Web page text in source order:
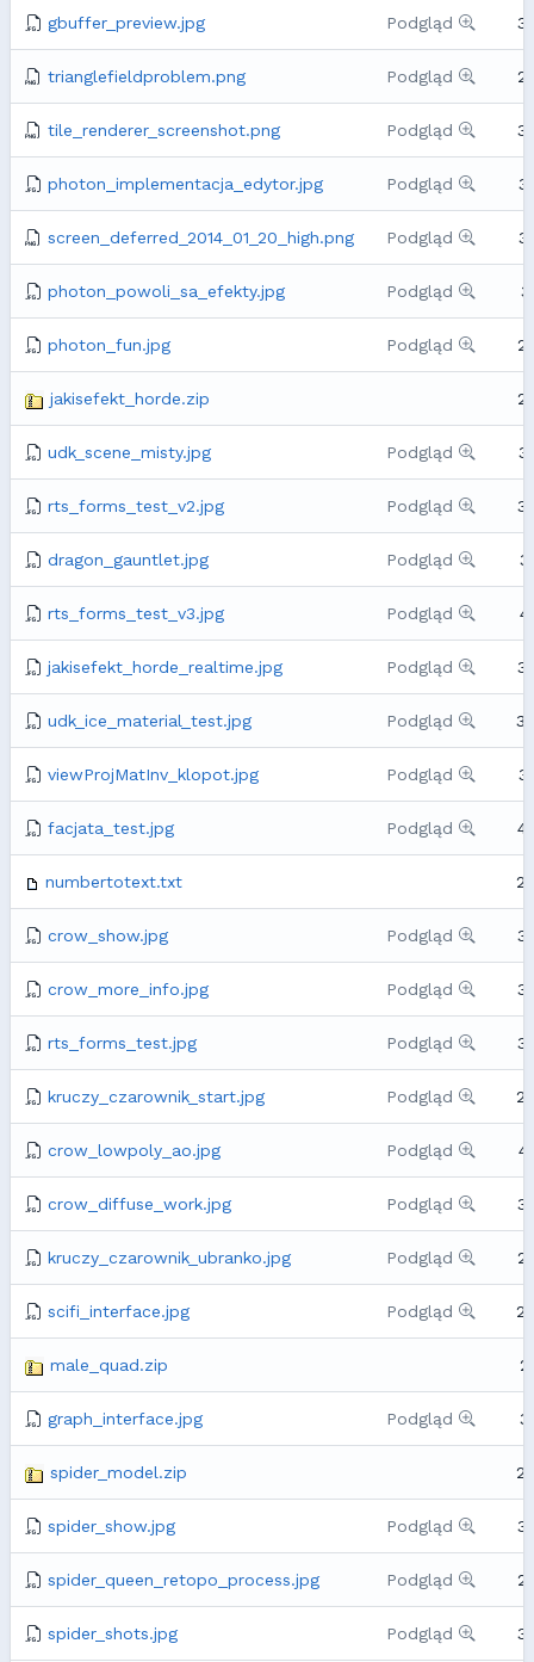
gbuffer_preview.jpg Podgląd
trianglefieldproblem.png Podgląd
tile_renderer_screenshot.png Podgląd
photon_implementacja_edytor.jpg Podgląd
screen_deferred_2014_01_20_high.png Podgląd
photon_powoli_sa_efekty.jpg Podgląd
photon_fun.jpg Podgląd
jakisefekt_horde.zip
udk_scene_misty.jpg Podgląd
rts_forms_test_v2.jpg Podgląd
dragon_gauntlet.jpg Podgląd
rts_forms_test_v3.jpg Podgląd
jakisefekt_horde_realtime.jpg Podgląd
udk_ice_material_test.jpg Podgląd
viewProjMatInv_klopot.jpg Podgląd
facjata_test.jpg Podgląd
numbertotext.txt
crow_show.jpg Podgląd
crow_more_info.jpg Podgląd
rts_forms_test.jpg Podgląd
kruczy_czarownik_start.jpg Podgląd
crow_lowpoly_ao.jpg Podgląd
crow_diffuse_work.jpg Podgląd
kruczy_czarownik_ubranko.jpg Podgląd
scifi_interface.jpg Podgląd
male_quad.zip
graph_interface.jpg Podgląd
spider_model.zip
spider_show.jpg Podgląd
spider_queen_retopo_process.jpg Podgląd
spider_shots.jpg Podgląd